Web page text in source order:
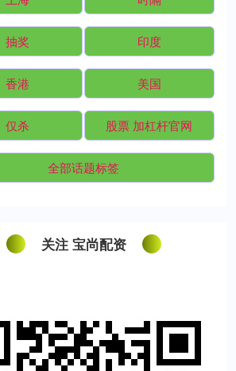
抽奖 印度
香港 美国
仅杀 股票 加杠杆官网
全部话题标签
关注 宝尚配资